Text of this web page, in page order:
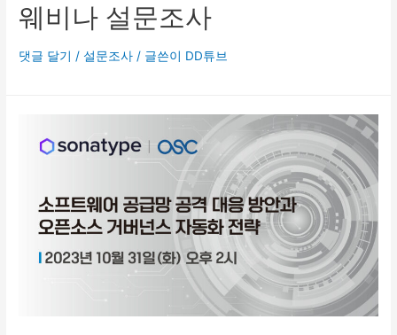
웨비나 설문조사
댓글 달기 /설문조사 / 글쓴이 DD튜브